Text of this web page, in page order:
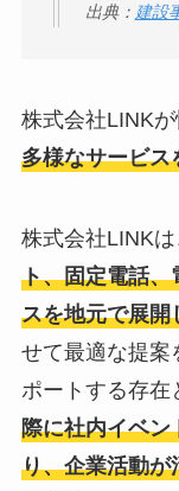
出典： 建設
株式会社LINK
多様なサービス
株式会社LINKは
ト、固定電話、
スを地元で展開
せて最適な提案
ポートする存在
際に社内イベン
り、企業活動が